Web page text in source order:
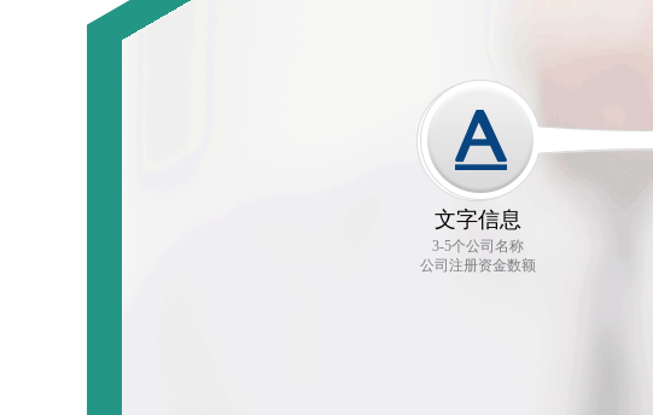
文字信息
3-5个公司名称
公司注册资金数额